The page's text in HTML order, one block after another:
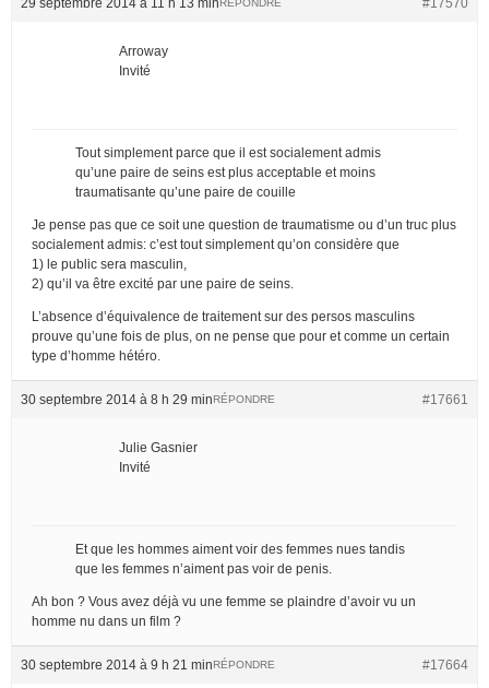
RÉPONDRE
Arroway
Invité
Tout simplement parce que il est socialement admis
qu’une paire de seins est plus acceptable et moins
traumatisante qu’une paire de couille
Je pense pas que ce soit une question de traumatisme ou d’un truc plus
socialement admis: c’est tout simplement qu’on considère que
1) le public sera masculin,
2) qu’il va être excité par une paire de seins.
L’absence d’équivalence de traitement sur des persos masculins
prouve qu’une fois de plus, on ne pense que pour et comme un certain
type d’homme hétéro.
30 septembre 2014 à 8 h 29 min #17661
RÉPONDRE
Julie Gasnier
Invité
Et que les hommes aiment voir des femmes nues tandis
que les femmes n’aiment pas voir de penis.
Ah bon ? Vous avez déjà vu une femme se plaindre d’avoir vu un
homme nu dans un film ?
30 septembre 2014 à 9 h 21 min #17664
RÉPONDRE